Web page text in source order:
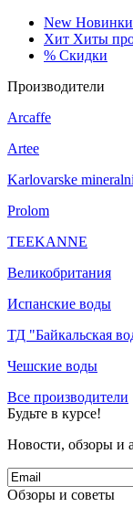
New Новинки
Хит Хиты
% Скидки
Производители
Arcaffe
Artee
Karlovarske
Prolom
TEEKANNE
Великобритания
Испанские воды
ТД "Байкальская
Чешские воды
Все производители
Будьте в курсе!
Новости, обзоры и
Обзоры и советы